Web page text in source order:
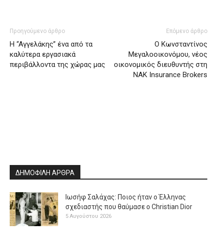
Προηγούμενο άρθρο
H “Aγγελάκης” ένα από τα
καλύτερα εργασιακά
περιβάλλοντα της χώρας μας
Επόμενο άρθρο
Ο Κωνσταντίνος
Μεγαλοοικονόμου, νέος
οικονομικός διευθυντής στη
NAK Insurance Brokers
ΔΗΜΟΦΙΛΗ ΑΡΘΡΑ
Ιωσήφ Σαλάχας: Ποιος ήταν ο Έλληνας
σχεδιαστής που θαύμασε ο Christian Dior
5 Αυγούστου 2026